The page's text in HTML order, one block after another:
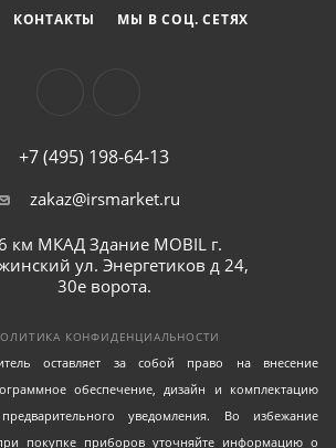
КОНТАКТЫ МЫ В СОЦ. СЕТЯХ
+7 (495) 198-64-13
zakaz@irsmarket.ru
км МКАД Здание MOBIL г.
ул. Энергетиков д 24,
30е ворота.
КОНФИДЕНЦИАЛЬНОСТИ
оставляет за собой право на внесение
обеспечение, дизайн и комплектацию
уведомления. Во избежание
покупке приборов уточняйте информацию о